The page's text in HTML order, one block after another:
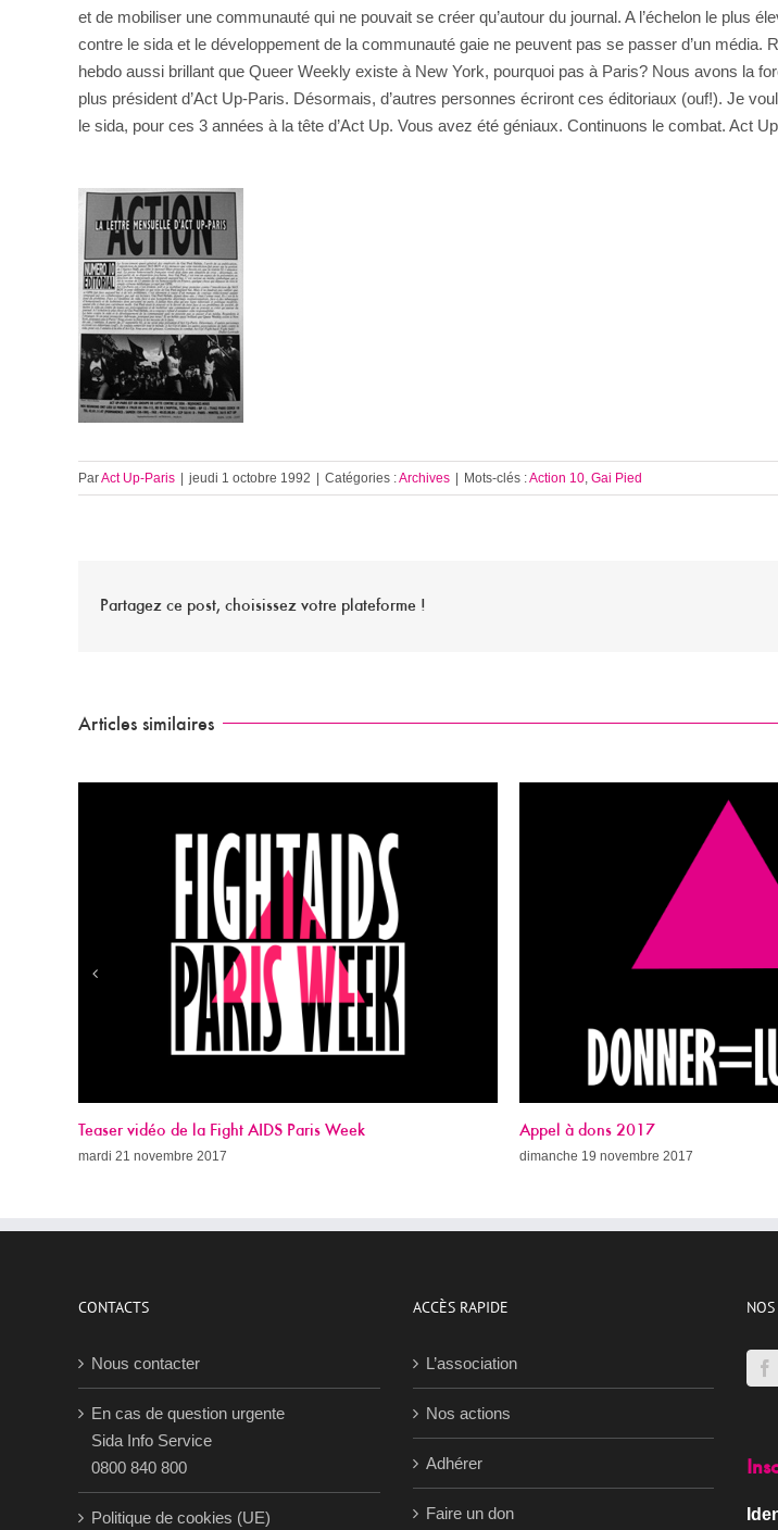
et de mobiliser une communauté qui ne pouvait se créer qu’autour du journal. A l’échelon le plus
contre le sida et le développement de la communauté gaie ne peuvent pas se passer d’un
hebdo aussi brillant que Queer Weekly existe à New York, pourquoi pas à Paris? Nous avons la
plus président d’Act Up-Paris. Désormais, d’autres personnes écriront ces éditoriaux (ouf!). Je
le sida, pour ces 3 années à la tête d’Act Up. Vous avez été géniaux. Continuons le combat. Act
ParAct Up-Paris | jeudi 1 octobre 1992 | Catégories :Archives | Mots-clés :Action 10 Gai Pied
Partagez ce post, choisissez votre plateforme !
Articles similaires
Appel à dons 2017
dimanche 19 novembre 2017
Fight AIDS Paris Week
mercredi 8 novembre 2017
CONTACTS
Nous contacter
En cas de question urgente
Sida Info Service
0800 840 800
Politique de cookies (UE)
ACCÈS RAPIDE
L’association
Nos actions
Adhérer
Faire un don